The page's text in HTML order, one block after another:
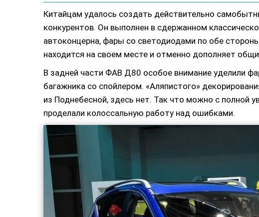
Китайцам удалось создать действительно
конкурентов. Он выполнен в сдержанном
автоконцерна, фары со светодиодами по обе
находится на своем месте и отменно дополняет
В задней части ФАВ Д80 особое внимание уделили
багажника со спойлером. «Аляпистого»
из Поднебесной, здесь нет. Так что можно с полной
проделали колоссальную работу над ошибками.